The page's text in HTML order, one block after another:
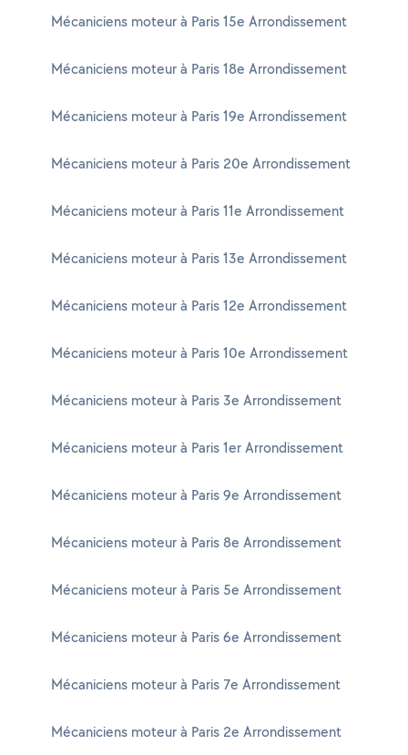
Mécaniciens moteur à Paris 15e Arrondissement
Mécaniciens moteur à Paris 18e Arrondissement
Mécaniciens moteur à Paris 19e Arrondissement
Mécaniciens moteur à Paris 20e Arrondissement
Mécaniciens moteur à Paris 11e Arrondissement
Mécaniciens moteur à Paris 13e Arrondissement
Mécaniciens moteur à Paris 12e Arrondissement
Mécaniciens moteur à Paris 10e Arrondissement
Mécaniciens moteur à Paris 3e Arrondissement
Mécaniciens moteur à Paris 1er Arrondissement
Mécaniciens moteur à Paris 9e Arrondissement
Mécaniciens moteur à Paris 8e Arrondissement
Mécaniciens moteur à Paris 5e Arrondissement
Mécaniciens moteur à Paris 6e Arrondissement
Mécaniciens moteur à Paris 7e Arrondissement
Mécaniciens moteur à Paris 2e Arrondissement